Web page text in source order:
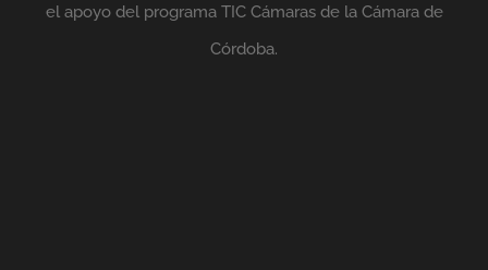
el apoyo del programa TIC Cámaras de la Cámara de
Córdoba.